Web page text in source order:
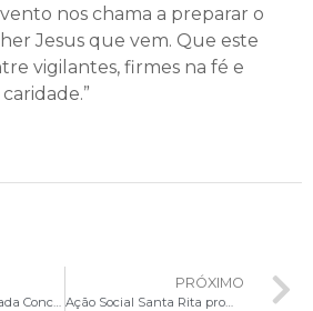
nos chama a preparar o
Jesus que vem. Que este
vigilantes, firmes na fé e
Novena da Imaculada Conceição na Basílica Santuário São Francisco de Assis
PRÓXIMO
Ação Social Santa Rita promove solidariedade no Núcleo Rural Monjolo